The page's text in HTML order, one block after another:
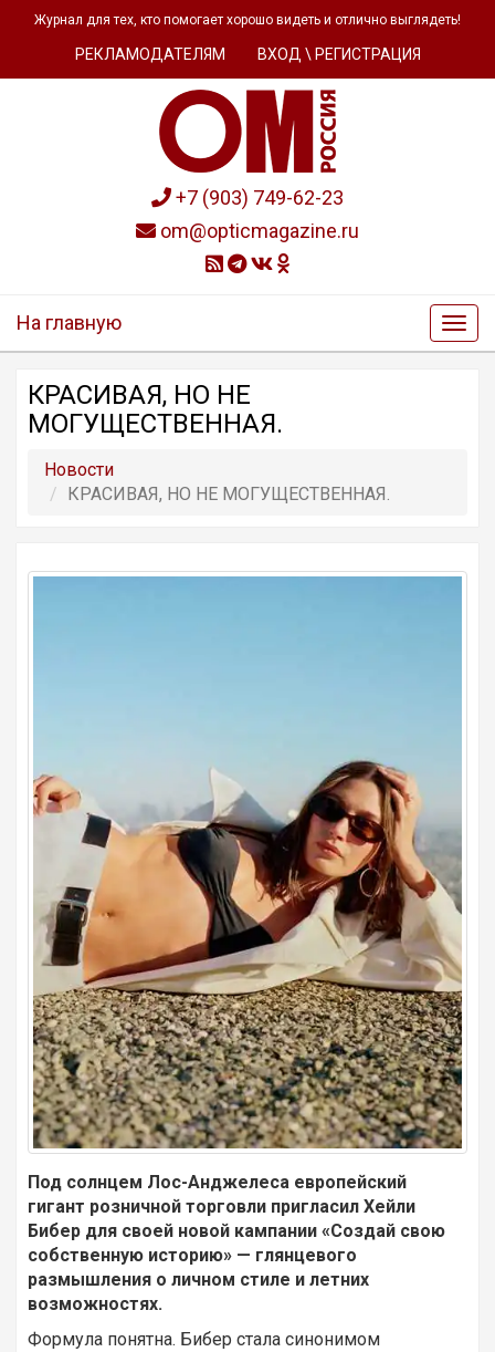
Журнал для тех, кто помогает хорошо видеть и отлично выглядеть!
РЕКЛАМОДАТЕЛЯМ ВХОД \ РЕГИСТРАЦИЯ
+7 (903) 749-62-23
om@opticmagazine.ru
На главную
КРАСИВАЯ, НО НЕ
МОГУЩЕСТВЕННАЯ.
Новости
КРАСИВАЯ, НО НЕ МОГУЩЕСТВЕННАЯ.
Под солнцем Лос-Анджелеса европейский
гигант розничной торговли пригласил Хейли
Бибер для своей новой кампании «Создай свою
собственную историю» — глянцевого
размышления о личном стиле и летних
возможностях.
Формула понятна. Бибер стала синонимом